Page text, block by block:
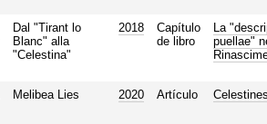
Dal "Tirant lo
Blanc" alla
"Celestina"
2018
Capítulo
de libro
La
puellae"
Melibea Lies 2020 Artículo